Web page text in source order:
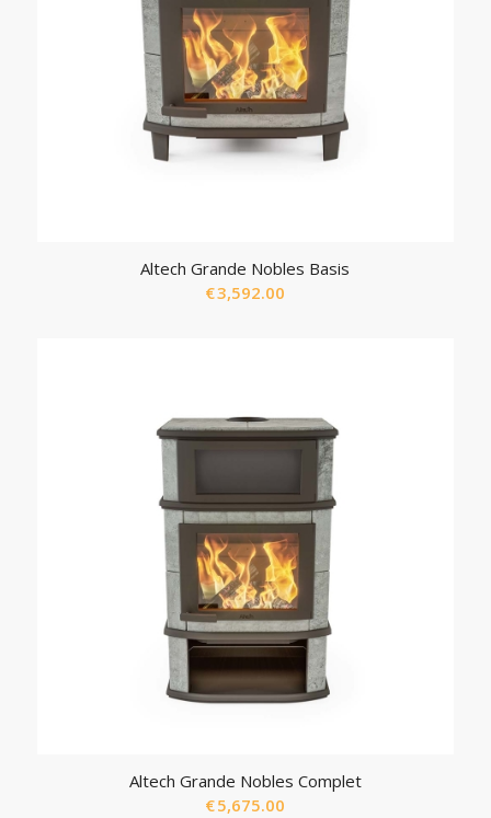
Altech Grande Nobles Basis
€3,592.00
Altech Grande Nobles Complet
€5,675.00